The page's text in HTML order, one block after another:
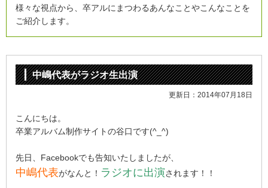
様々な視点から、卒アルにまつわるあんなことやこんなことを
ご紹介します。
中嶋代表がラジオ生出演
更新日：2014年07月18日
こんにちは。
卒業アルバム制作サイトの谷口です(^_^)
先日、Facebookでも告知いたしましたが、
中嶋代表がなんと！ ラジオに出演されます！！